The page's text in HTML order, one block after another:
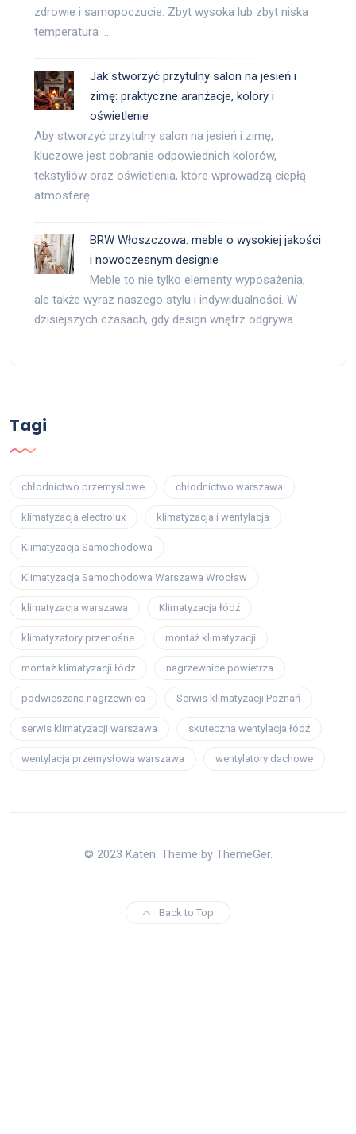
zdrowie i samopoczucie. Zbyt wysoka lub zbyt niska
temperatura …
Jak stworzyć przytulny salon na jesień i
zimę: praktyczne aranżacje, kolory i
oświetlenie
Aby stworzyć przytulny salon na jesień i zimę,
kluczowe jest dobranie odpowiednich kolorów,
tekstyliów oraz oświetlenia, które wprowadzą ciepłą
atmosferę. …
BRW Włoszczowa: meble o wysokiej jakości
i nowoczesnym designie
Meble to nie tylko elementy wyposażenia,
ale także wyraz naszego stylu i indywidualności. W
dzisiejszych czasach, gdy design wnętrz odgrywa …
Tagi
chłodnictwo przemysłowe chłodnictwo warszawa
klimatyzacja electrolux klimatyzacja i wentylacja
Klimatyzacja Samochodowa
Klimatyzacja Samochodowa Warszawa Wrocław
klimatyzacja warszawa Klimatyzacja łódź
klimatyzatory przenośne montaż klimatyzacji
montaż klimatyzacji łódź nagrzewnice powietrza
podwieszana nagrzewnica Serwis klimatyzacji Poznań
serwis klimatyzacji warszawa skuteczna wentylacja łódź
wentylacja przemysłowa warszawa wentylatory dachowe
© 2023 Katen. Theme by ThemeGer.
Back to Top